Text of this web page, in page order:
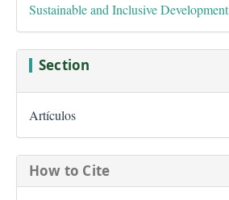
Sustainable and Inclusive Development
Section
Artículos
How to Cite